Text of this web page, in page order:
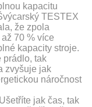
kapacitu
TESTEX
že zpola
70 % více
kapacity stroje.
prádlo, tak
zvyšuje jak
náročnost
jak čas, tak